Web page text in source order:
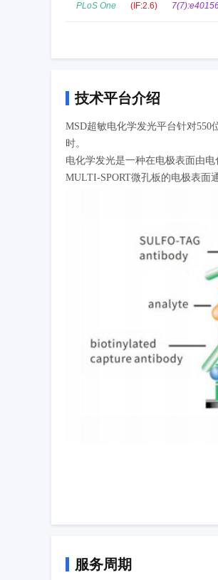
PLoS One (IF:2.6)
技术平台介绍
MSD超敏电化学发光平台针对550
时。
电化学发光是一种在电极表面由
MULTI-SPORT微孔板的电极表面
服务周期